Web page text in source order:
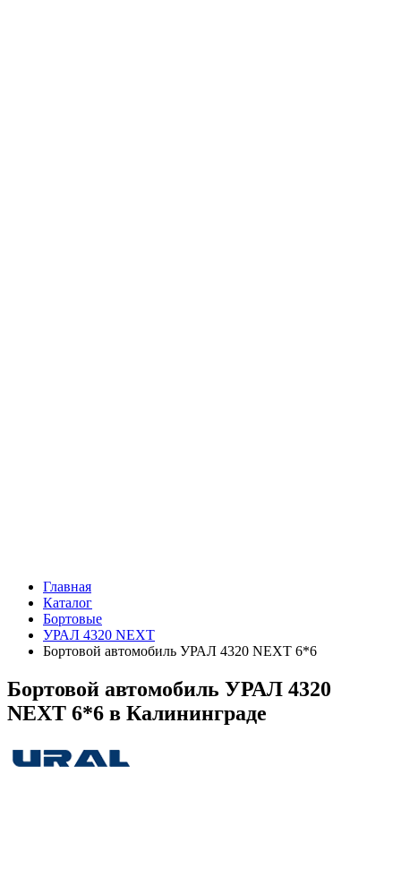
Главная
Каталог
Бортовые
УРАЛ 4320 NEXT
Бортовой автомобиль УРАЛ 4320 NEXT 6*6
Бортовой автомобиль УРАЛ 4320
NEXT 6*6 в Калининграде